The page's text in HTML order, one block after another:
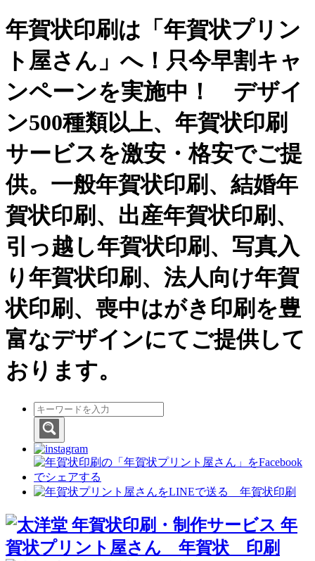
年賀状印刷は「年賀状プリン
ト屋さん」へ！只今早割キャ
ンペーンを実施中！ デザイ
ン500種類以上、年賀状印刷
サービスを激安・格安でご提
供。一般年賀状印刷、結婚年
賀状印刷、出産年賀状印刷、
引っ越し年賀状印刷、写真入
り年賀状印刷、法人向け年賀
状印刷、喪中はがき印刷を豊
富なデザインにてご提供して
おります。